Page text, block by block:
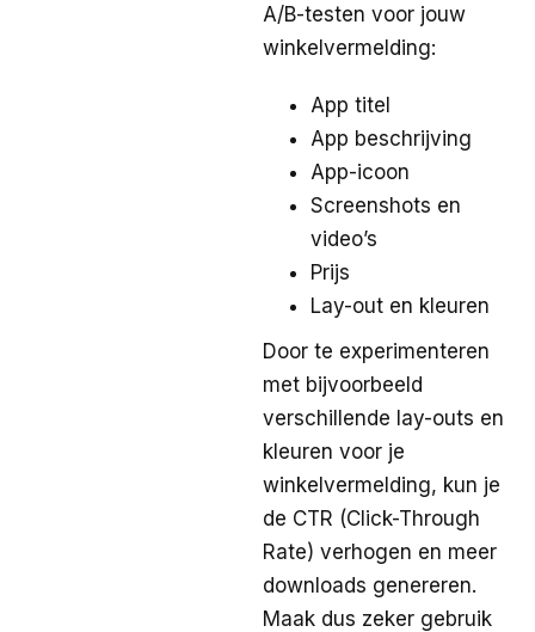
A/B-testen voor jouw
winkelvermelding:
App titel
App beschrijving
App-icoon
Screenshots en
video’s
Prijs
Lay-out en kleuren
Door te experimenteren
met bijvoorbeeld
verschillende lay-outs en
kleuren voor je
winkelvermelding, kun je
de CTR (Click-Through
Rate) verhogen en meer
downloads genereren.
Maak dus zeker gebruik